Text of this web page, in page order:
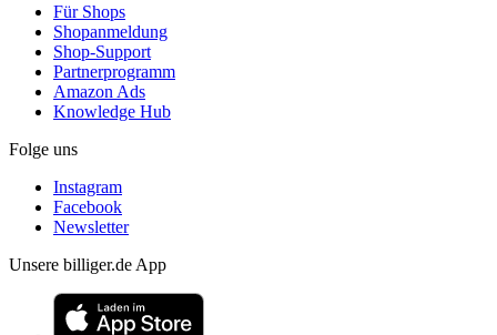
Für Shops
Shopanmeldung
Shop-Support
Partnerprogramm
Amazon Ads
Knowledge Hub
Folge uns
Instagram
Facebook
Newsletter
Unsere billiger.de App